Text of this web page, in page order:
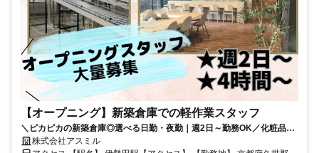
【オープニング】新築倉庫での軽作業スタッフ
＼ピカピカの新築倉庫◎選べる日勤・夜勤｜週2日～勤務OK／化粧品や
日用品を扱う軽作業＠久世郡久御山町市田新珠城♪高時給1450円(深夜時
株式会社アスミル